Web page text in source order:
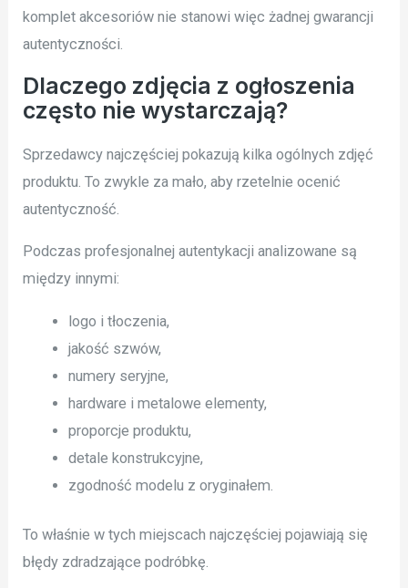
komplet akcesoriów nie stanowi więc żadnej gwarancji
autentyczności.
Dlaczego zdjęcia z ogłoszenia
często nie wystarczają?
Sprzedawcy najczęściej pokazują kilka ogólnych zdjęć
produktu. To zwykle za mało, aby rzetelnie ocenić
autentyczność.
Podczas profesjonalnej autentykacji analizowane są
między innymi:
logo i tłoczenia,
jakość szwów,
numery seryjne,
hardware i metalowe elementy,
proporcje produktu,
detale konstrukcyjne,
zgodność modelu z oryginałem.
To właśnie w tych miejscach najczęściej pojawiają się
błędy zdradzające podróbkę.